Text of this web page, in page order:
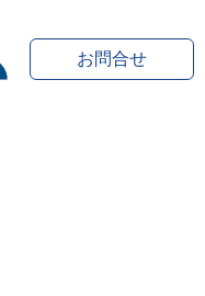
お問合せ